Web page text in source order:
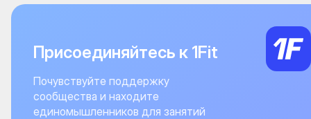
Присоединяйтесь к 1Fit
Почувствуйте поддержку
сообщества и находите
единомышленников для занятий